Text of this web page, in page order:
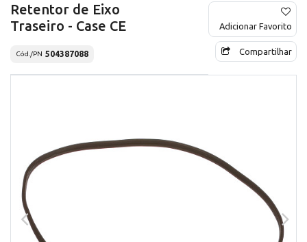
Retentor de Eixo
Traseiro - Case CE
Cód./PN 504387088
Adicionar Favorito
Compartilhar